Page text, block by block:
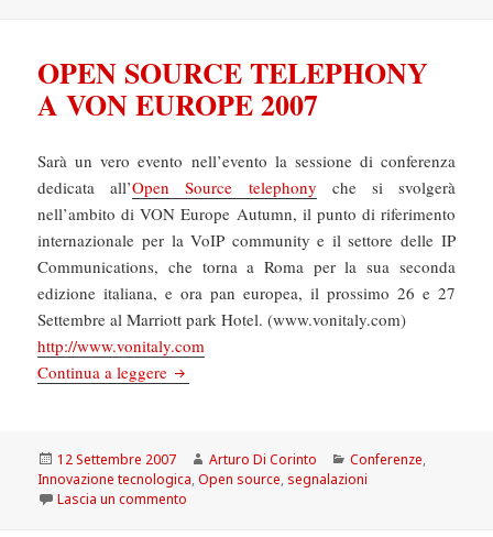
OPEN SOURCE TELEPHONY
A VON EUROPE 2007
Sarà un vero evento nell’evento la sessione di conferenza
dedicata all’Open Source telephony che si svolgerà
nell’ambito di VON Europe Autumn, il punto di riferimento
internazionale per la VoIP community e il settore delle IP
Communications, che torna a Roma per la sua seconda
edizione italiana, e ora pan europea, il prossimo 26 e 27
Settembre al Marriott park Hotel. (www.vonitaly.com)
http://www.vonitaly.com
Continua a leggere OPEN SOURCE TELEPHONY A VON
Scritto
il
12 Settembre 2007 Autore
Arturo Di Corinto Categorie
Conferenze,
Innovazione tecnologica,Open source, segnalazioni
Lascia un commento